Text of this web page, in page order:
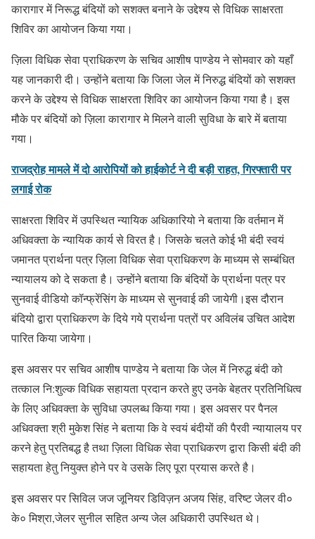
कारागार में निरूद्ध बंदियों को सशक्त बनाने के उद्देश्य से विधिक साक्षरता
शिविर का आयोजन किया गया।
ज़िला विधिक सेवा प्राधिकरण के सचिव आशीष पाण्डेय ने सोमवार को यहाँ
यह जानकारी दी। उन्होंने बताया कि जिला जेल में निरुद्ध बंदियों को सशक्त
करने के उद्देश्य से विधिक साक्षरता शिविर का आयोजन किया गया है। इस
मौके पर बंदियों को ज़िला कारागार मे मिलने वाली सुविधा के बारे में बताया
गया।
राजद्रोह मामले में दो आरोपियों को हाईकोर्ट ने दी बड़ी राहत, गिरफ्तारी पर
लगाई रोक
साक्षरता शिविर में उपस्थित न्यायिक अधिकारियो ने बताया कि वर्तमान में
अधिवक्ता के न्यायिक कार्य से विरत है। जिसके चलते कोई भी बंदी स्वयं
जमानत प्रार्थना पत्र ज़िला विधिक सेवा प्राधिकरण के माध्यम से सम्बंधित
न्यायालय को दे सकता है। उन्होंने बताया कि बंदियों के प्रार्थना पत्र पर
सुनवाई वीडियो कॉन्फ्रेंसिंग के माध्यम से सुनवाई की जायेगी।इस दौरान
बंदियो द्वारा प्राधिकरण के दिये गये प्रार्थना पत्रों पर अविलंब उचित आदेश
पारित किया जायेगा।
इस अवसर पर सचिव आशीष पाण्डेय ने बताया कि जेल में निरुद्ध बंदी को
तत्काल नि:शुल्क विधिक सहायता प्रदान करते हुए उनके बेहतर प्रतिनिधित्व
के लिए अधिवक्ता के सुविधा उपलब्ध किया गया। इस अवसर पर पैनल
अधिवक्ता श्री मुकेश सिंह ने बताया कि वे स्वयं बंदीयों की पैरवी न्यायालय पर
करने हेतु प्रतिबद्ध है तथा ज़िला विधिक सेवा प्राधिकरण द्वारा किसी बंदी की
सहायता हेतु नियुक्त होने पर वे उसके लिए पूरा प्रयास करते है।
इस अवसर पर सिविल जज जूनियर डिविज़न अजय सिंह, वरिष्ट जेलर वी०
के० मिश्रा,जेलर सुनील सहित अन्य जेल अधिकारी उपस्थित थे।